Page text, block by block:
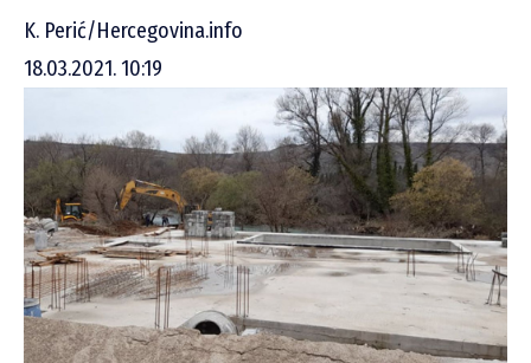
K. Perić/Hercegovina.info
18.03.2021. 10:19